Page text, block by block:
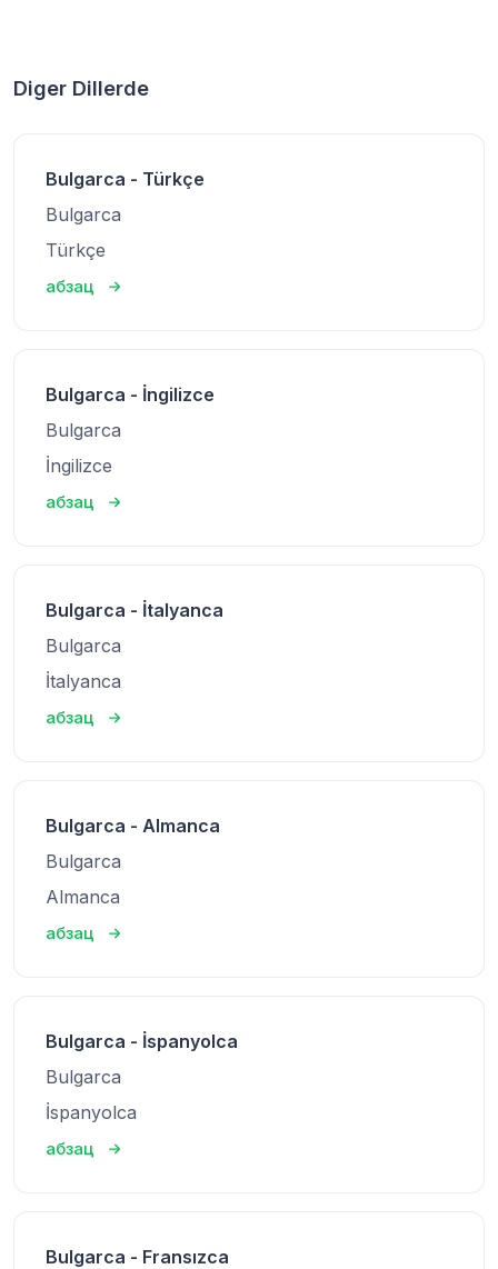
Diger Dillerde
Bulgarca - Türkçe
Bulgarca
Türkçe
абзац
Bulgarca - İngilizce
Bulgarca
İngilizce
абзац
Bulgarca - İtalyanca
Bulgarca
İtalyanca
абзац
Bulgarca - Almanca
Bulgarca
Almanca
абзац
Bulgarca - İspanyolca
Bulgarca
İspanyolca
абзац
Bulgarca - Fransızca